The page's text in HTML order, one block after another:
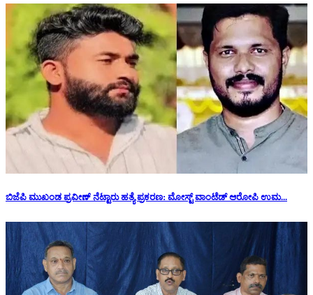
ಬಿಜೆಪಿ ಮುಖಂಡ ಪ್ರವೀಣ್ ನೆಟ್ಟಾರು ಹತ್ಯೆ ಪ್ರಕರಣ: ಮೋಸ್ಟ್ ವಾಂಟೆಡ್ ಆರೋಪಿ ಉಮ...